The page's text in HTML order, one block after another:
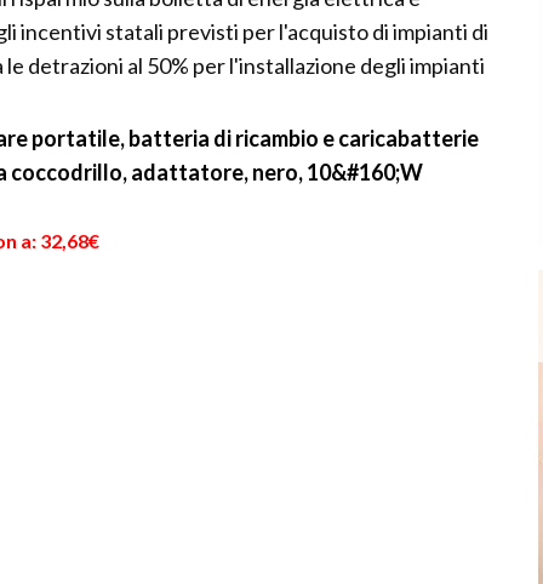
incentivi statali previsti per l'acquisto di impianti di
detrazioni al 50% per l'installazione degli impianti
portatile, batteria di ricambio e caricabatterie
coccodrillo, adattatore, nero, 10&#160;W
a: 32,68€